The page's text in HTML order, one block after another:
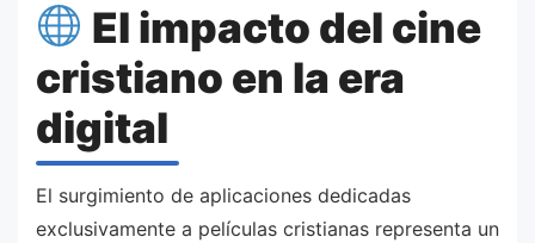
El impacto del cine
cristiano en la era
digital
El surgimiento de aplicaciones dedicadas
exclusivamente a películas cristianas representa un